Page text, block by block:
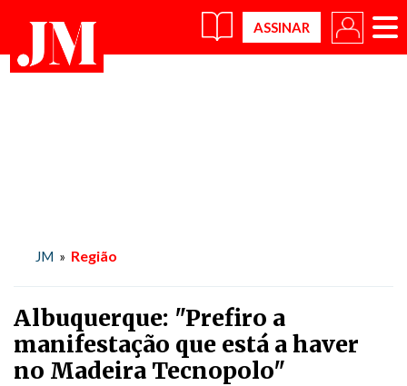
×
JM » Região
Albuquerque: "Prefiro a
manifestação que está a haver
no Madeira Tecnopolo"